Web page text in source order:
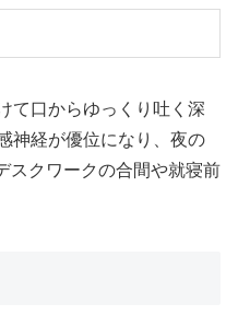
て口からゆっくり吐く深
神経が優位になり、夜の
スクワークの合間や就寝前